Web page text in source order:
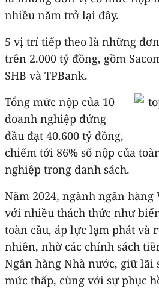
nhiều năm trở lại đây.
5 vị trí tiếp theo là những
trên 2.000 tỷ đồng, gồm
SHB và TPBank.
Tổng mức nộp của 10
doanh nghiệp đứng
đầu đạt 40.600 tỷ đồng,
chiếm tới 86% số nộp của
nghiệp trong danh sách.
Năm 2024, ngành ngân
với nhiều thách thức như
toàn cầu, áp lực lạm phát và
nhiên, nhờ các chính sách
Ngân hàng Nhà nước, giữ lãi
mức thấp, cùng với sự phục